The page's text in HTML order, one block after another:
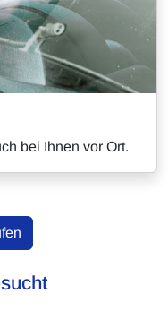
bei Ihnen vor Ort.